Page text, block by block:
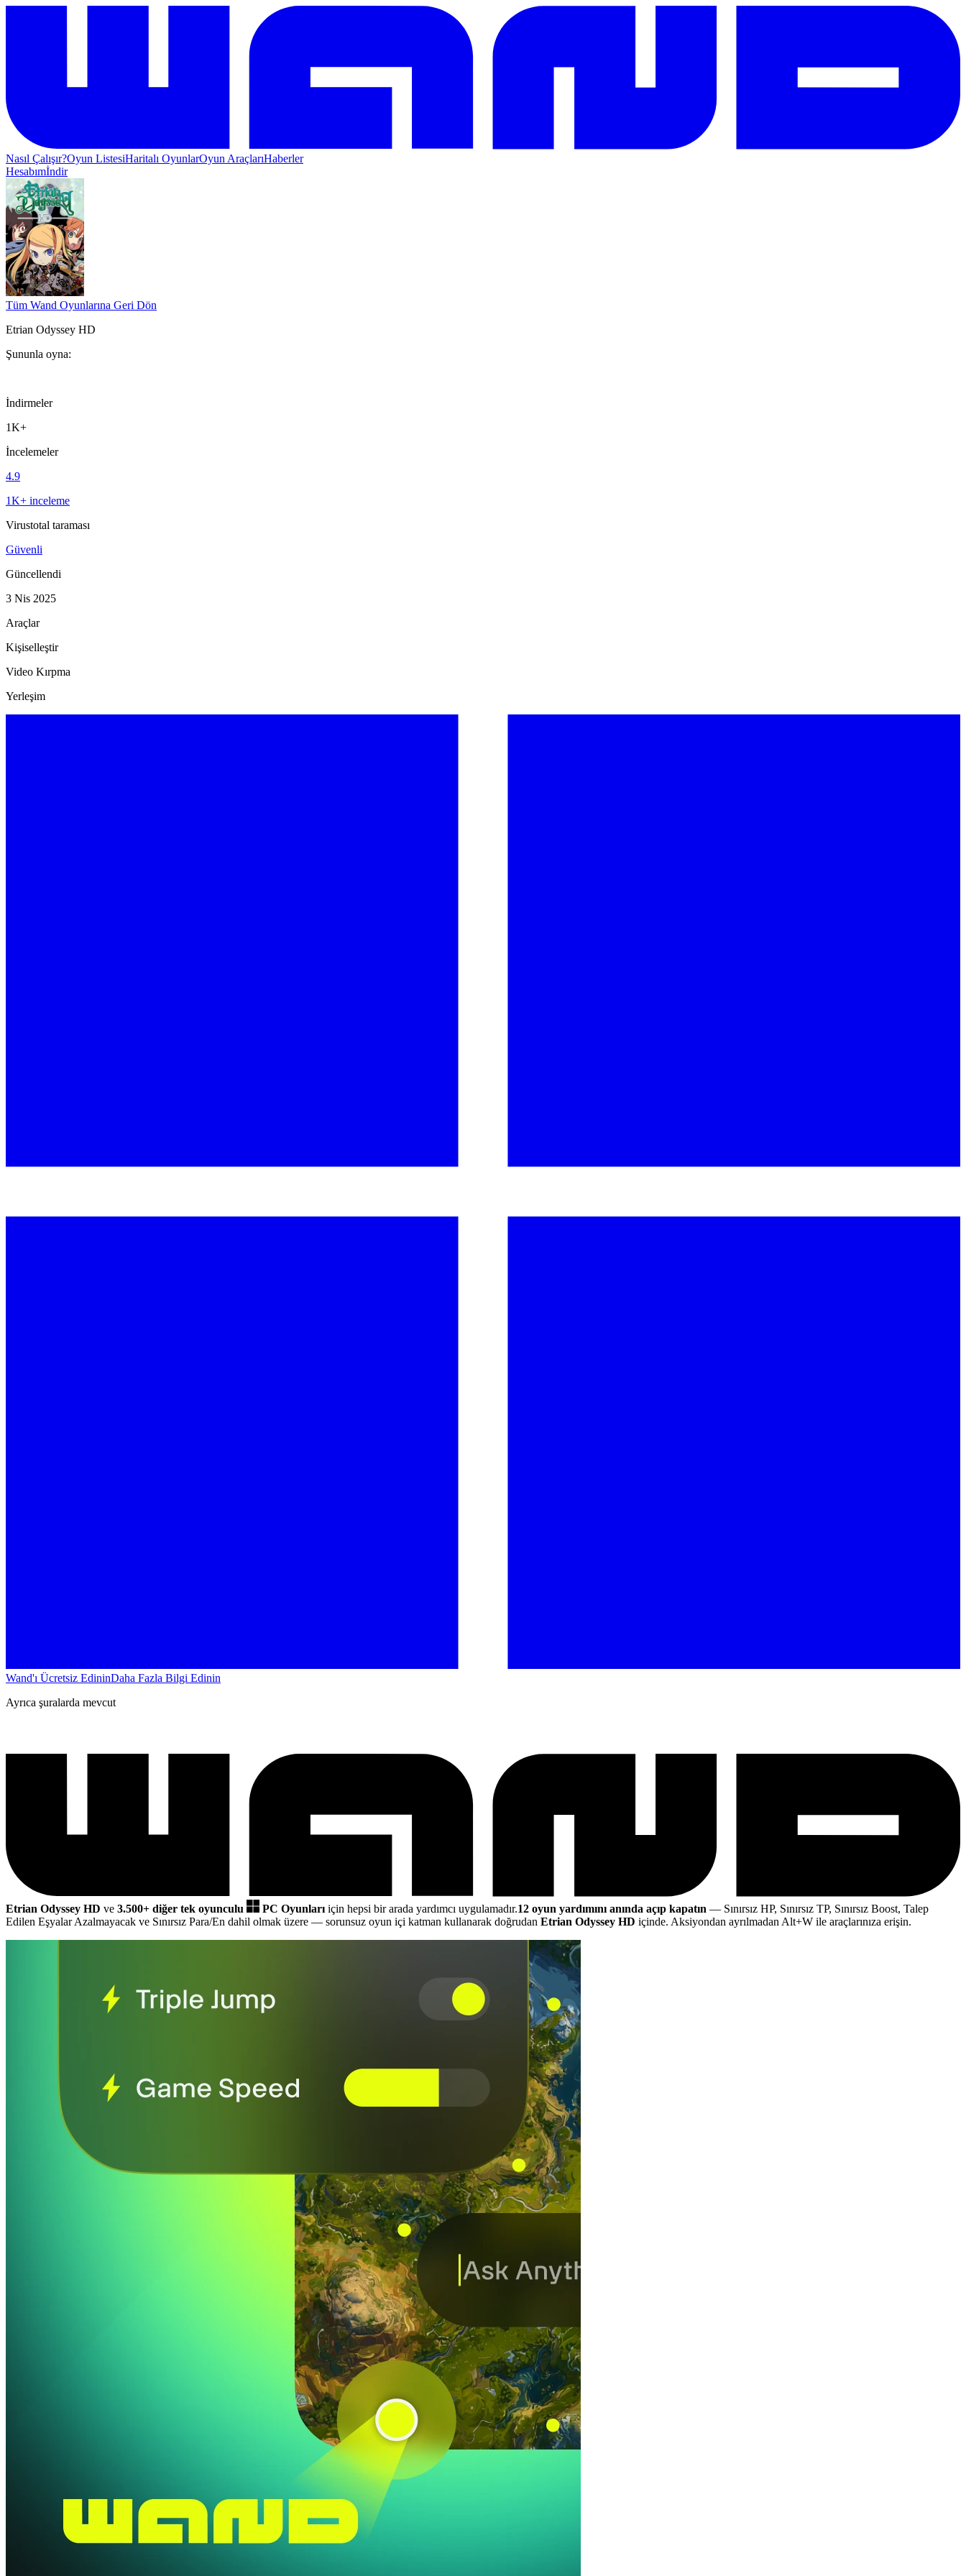
Nasıl Çalışır?Oyun ListesiHaritalı OyunlarOyun AraçlarıHaberler
Hesabımİndir
Tüm Wand Oyunlarına Geri Dön
Etrian Odyssey HD
Şununla oyna:
İndirmeler
1K+
İncelemeler
4.9
1K+ inceleme
Virustotal taraması
Güvenli
Güncellendi
3 Nis 2025
Araçlar
Kişiselleştir
Video Kırpma
Yerleşim
Wand'ı Ücretsiz EdininDaha Fazla Bilgi Edinin
Ayrıca şuralarda mevcut
Etrian Odyssey HD ve 3.500+ diğer tek oyunculu PC Oyunları için hepsi bir arada yardımcı uygulamadır.12 oyun yardımını anında açıp kapatın — Sınırsız HP, Sınırsız TP, Sınırsız Boost, Talep
Edilen Eşyalar Azalmayacak ve Sınırsız Para/En dahil olmak üzere — sorunsuz oyun içi katman kullanarak doğrudan Etrian Odyssey HD içinde. Aksiyondan ayrılmadan Alt+W ile araçlarınıza erişin.